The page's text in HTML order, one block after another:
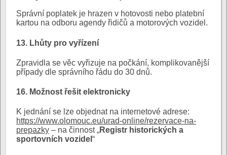
Správní poplatek je hrazen v hotovosti nebo platební
kartou na odboru agendy řidičů a motorových vozidel.
13. Lhůty pro vyřízení
Zpravidla se věc vyřizuje na počkání, komplikovanější
případy dle správního řádu do 30 dnů.
16. Možnost řešit elektronicky
K jednání se lze objednat na internetové adrese:
https://www.olomouc.eu/urad-online/rezervace-na-
prepazky – na činnost „Registr historických a
sportovních vozidel “